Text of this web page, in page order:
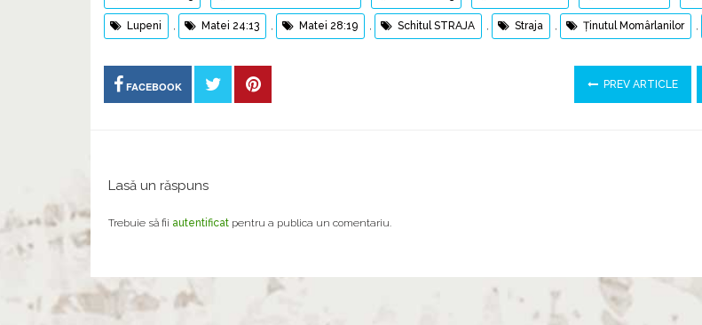
Lupeni Matei 24:13 Matei 28:19 Schitul STRAJA Straja Ținutul Momârlanilor
FACEBOOK PREV ARTICLE
Lasă un răspuns
Trebuie să fii autentificat pentru a publica un comentariu.